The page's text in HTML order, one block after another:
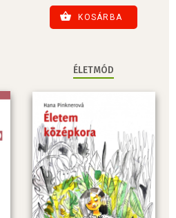
KOSÁRBA
ÉLETMÓD